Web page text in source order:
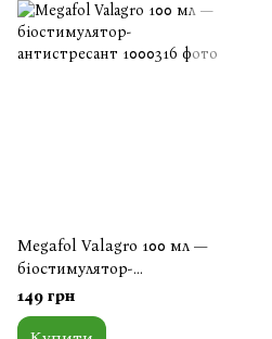
Megafol Valagro 100 мл —
біостимулятор-
антистресант
149 грн